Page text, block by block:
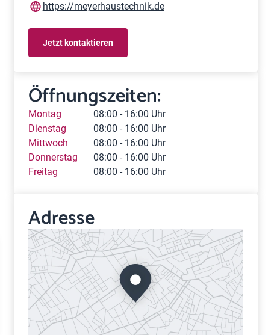
https://meyerhaustechnik.de
Jetzt kontaktieren
Öffnungszeiten:
Montag
08:00 - 16:00 Uhr
Dienstag
08:00 - 16:00 Uhr
Mittwoch
08:00 - 16:00 Uhr
Donnerstag
08:00 - 16:00 Uhr
Freitag
08:00 - 16:00 Uhr
Adresse